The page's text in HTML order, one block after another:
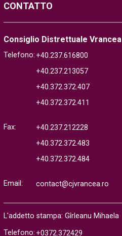
CONTATTO
Consiglio Distrettuale Vrancea
Telefono: +40.237.616800
+40.237.213057
+40.372.372.407
+40.372.372.411
Fax:
+40.237.212228
+40.372.372.483
+40.372.372.484
Email: contact@cjvrancea.ro
L'addetto stampa: Gîrleanu Mihaela
Telefono: +0372.372429